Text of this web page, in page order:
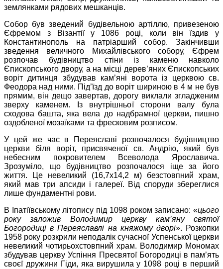
землянками рядових мешканців.
Собор був зведений будівельною артіллю, привезеною
Єфремом з Візантії у 1086 році, коли він їздив у
Константинополь на патріарший собор. Закінчивши
зведення величного Михайлівського собору, Єфрем
розпочав будівництво стіни із каменю навколо
Єпископського двору, а на місці дерев’яних Єпископських
воріт дитинця збудував кам’яні ворота із церквою св.
Феодора над ними. Під’їзд до воріт шириною в 4 м не був
прямим, він дещо завертав, дорогу виклали згладженим
зверху каменем. Із внутрішньої сторони валу була
сходова башта, яка вела до надбрамної церкви, пишно
оздобленої мозаїками та фресковим розписом.
У цей же час в Переяславі розпочалося будівництво
церкви біля воріт, присвяченої св. Андрію, який був
небесним покровителем Всеволода Ярославича.
Зрозуміло, що будівництво розпочалося іще за його
життя. Це невеликий (16,7х14,2 м) безстовпний храм,
який мав три апсиди і галереї. Від споруди збереглися
лише фундаментні рови.
В Іпатіївському літопису під 1098 роком записано: «цього
року заложив Володимир церкву кам’яну святої
Богородиці в Переяславлі на княжому дворі». Розкопки
1958 року розкрили неподалік сучасної Успенської церкви
невеликий чотирьохстовпний храм. Володимир Мономах
збудував церкву Успіння Пресвятої Богородиці в пам’ять
своєї дружини Гіди, яка вирушила у 1098 році в перший